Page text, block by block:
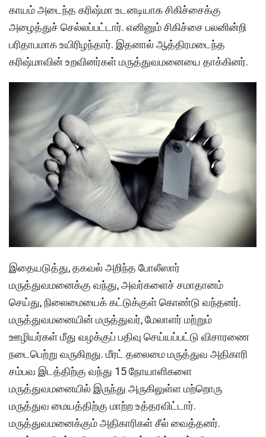
காயம் அடைந்த கரிஷ்மா உடனடியாக சிகிச்சைக்கு
அழைத்துச் செல்லப்பட்டார். எனினும் சிகிச்சை பலனின்றி
பரிதாபமாக உயிரிழந்தார். இதனால் ஆத்திரமடைந்த
கரிஷ்மாவின் உறவினர்கள் மருத்துவமனையை தாக்கினர்.
இதையடுத்து, தகவல் அறிந்த போலீஸார்
மருத்துவமனைக்கு வந்து, அவர்களைச் சமாதானம்
செய்து, நிலைமையைக் கட்டுக்குள் கொண்டு வந்தனர்.
மருத்துவமனையின் மருத்துவர், மேலாளர் மற்றும்
ஊழியர்கள் மீது வழக்குப் பதிவு செய்யப்பட்டு விசாரணை
நடைபெற்று வருகிறது. மீரட் தலைமை மருத்துவ அதிகாரி
சம்பவ இடத்திற்கு வந்து 15 நோயாளிகளை
மருத்துவமனையில் இருந்து அருகிலுள்ள மற்றொரு
மருத்துவ மையத்திற்கு மாற்ற உத்தரவிட்டார்.
மருத்துவமனைக்கும் அதிகாரிகள் சீல் வைத்தனர்.